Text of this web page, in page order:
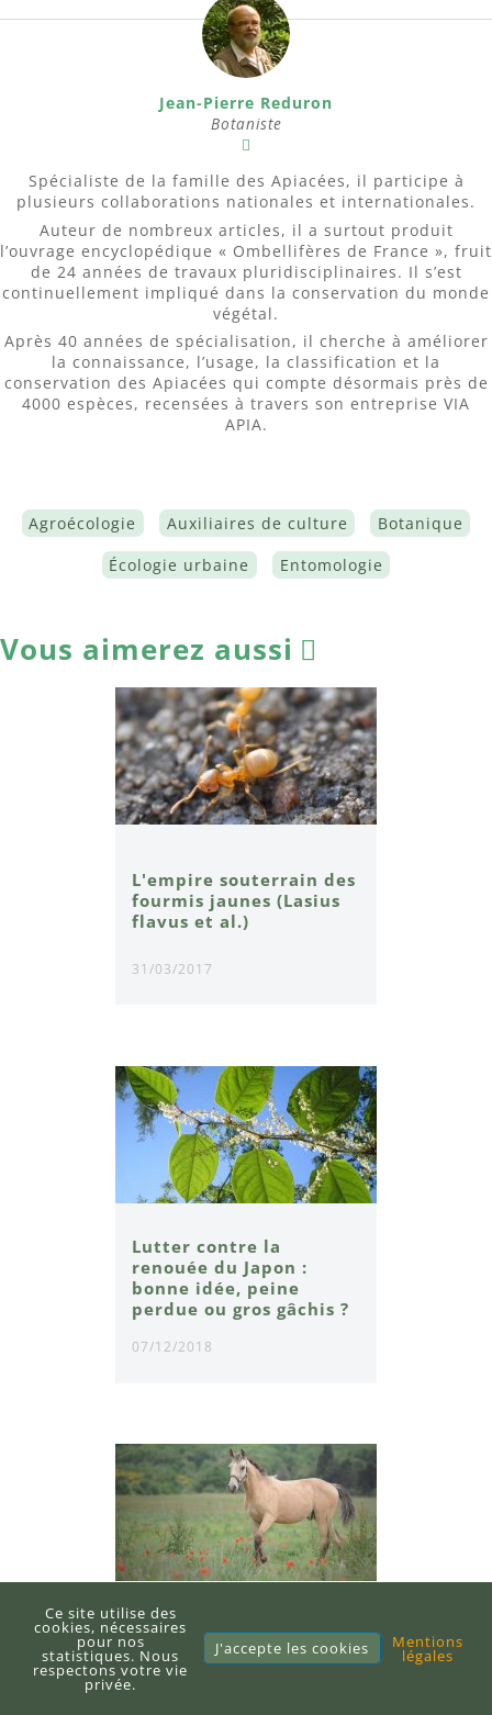
Jean-Pierre Reduron
Botaniste
Spécialiste de la famille des Apiacées, il participe à
plusieurs collaborations nationales et internationales.
Auteur de nombreux articles, il a surtout produit
l’ouvrage encyclopédique « Ombellifères de France », fruit
de 24 années de travaux pluridisciplinaires. Il s’est
continuellement impliqué dans la conservation du monde
végétal.
Après 40 années de spécialisation, il cherche à améliorer
la connaissance, l’usage, la classification et la
conservation des Apiacées qui compte désormais près de
4000 espèces, recensées à travers son entreprise VIA
APIA.
Agroécologie Auxiliaires de culture Botanique
Écologie urbaine Entomologie
Vous aimerez aussi
L'empire souterrain des
fourmis jaunes (Lasius
flavus et al.)
31/03/2017
Lutter contre la
renouée du Japon :
bonne idée, peine
perdue ou gros gâchis ?
07/12/2018
Le mystérieux cheval
Curly : doux, serein,
sportif et
hypoallergénique
Ce site utilise des
cookies, nécessaires
pour nos
statistiques. Nous
respectons votre vie
privée.
J'accepte les cookies Mentions
légales